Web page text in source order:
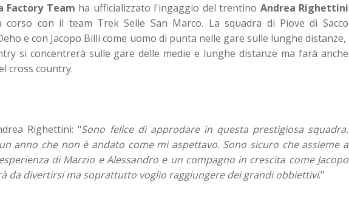
Factory Team ha ufficializzato l'ingaggio del trentino Andrea Righettini
corso con il team Trek Selle San Marco. La squadra di Piove di Sacco
e con Jacopo Billi come uomo di punta nelle gare sulle lunghe distanze,
si concentrerà sulle gare delle medie e lunghe distanze ma farà anche
cross country.
Righettini: "Sono felice di approdare in questa prestigiosa squadra.
anno che non è andato come mi aspettavo. Sono sicuro che assieme a
di Marzio e Alessandro e un compagno in crescita come Jacopo
da divertirsi ma soprattutto voglio raggiungere dei grandi obbiettivi."